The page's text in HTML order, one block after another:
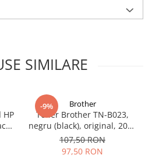
SIMILARE
HP
-9% Brother
Toner Brother TN-B023,
negru (black), original, 2000
pagini
107,50 RON
97,50 RON